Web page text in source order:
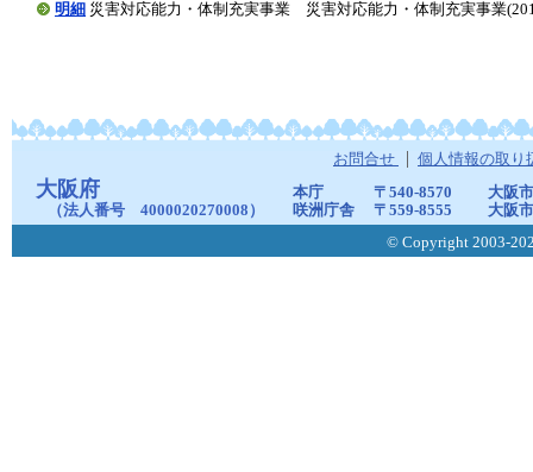
明細 災害対応能力・体制充実事業 災害対応能力・体制充実事業
お問合せ 個人情報の取り
大阪府
（法人番号 4000020270008）
本庁 〒540-8570
大阪
咲洲庁舎
〒559-8555
大阪
© Copyright 2003-